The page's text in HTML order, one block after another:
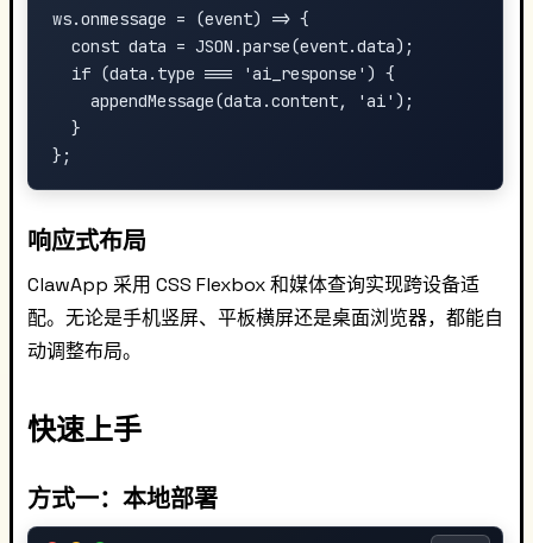
ws.onmessage = (event) => {
  const data = JSON.parse(event.data);
  if (data.type === 'ai_response') {
    appendMessage(data.content, 'ai');
  }
响应式布局
ClawApp 采用 CSS Flexbox 和媒体查询实现跨设备适
配。无论是手机竖屏、平板横屏还是桌面浏览器，都能自
动调整布局。
快速上手
方式一：本地部署